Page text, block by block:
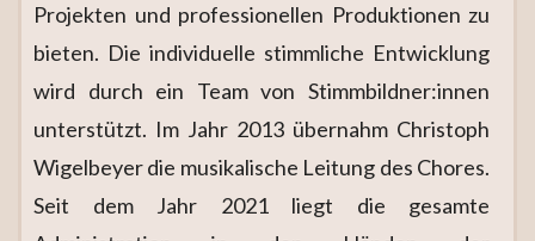
Projekten und professionellen Produktionen zu
bieten. Die individuelle stimmliche Entwicklung
wird durch ein Team von Stimmbildner:innen
unterstützt. Im Jahr 2013 übernahm Christoph
Wigelbeyer die musikalische Leitung des Chores.
Seit dem Jahr 2021 liegt die gesamte